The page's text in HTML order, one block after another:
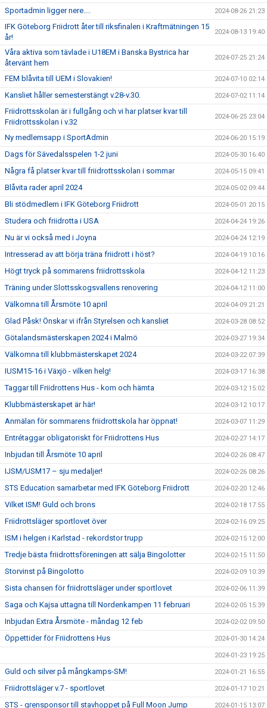
Sportadmin ligger nere.... 2024-08-26 21:23
IFK Göteborg Friidrott åter till riksfinalen i Kraftmätningen 15
år!
2024-08-13 19:40
Våra aktiva som tävlade i U18EM i Banska Bystrica har
återvänt hem
2024-07-25 21:24
FEM blåvita till UEM i Slovakien! 2024-07-10 02:14
Kansliet håller semesterstängt v.28-v.30. 2024-07-02 11:14
Friidrottsskolan är i fullgång och vi har platser kvar till
Friidrottsskolan i v.32
2024-06-25 23:04
Ny medlemsapp i SportAdmin 2024-06-20 15:19
Dags för Sävedalsspelen 1-2 juni 2024-05-30 16:40
Några få platser kvar till friidrottsskolan i sommar 2024-05-15 09:41
Blåvita rader april 2024 2024-05-02 09:44
Bli stödmedlem i IFK Göteborg Friidrott 2024-05-01 20:15
Studera och friidrotta i USA 2024-04-24 19:26
Nu är vi också med i Joyna 2024-04-24 12:19
Intresserad av att börja träna friidrott i höst? 2024-04-19 10:16
Högt tryck på sommarens friidrottsskola 2024-04-12 11:23
Träning under Slottsskogsvallens renovering 2024-04-12 11:00
Välkomna till Årsmöte 10 april 2024-04-09 21:21
Glad Påsk! Önskar vi ifrån Styrelsen och kansliet 2024-03-28 08:52
Götalandsmästerskapen 2024 i Malmö 2024-03-27 19:34
Välkomna till klubbmästerskapet 2024 2024-03-22 07:39
IUSM15-16 i Växjö - vilken helg! 2024-03-17 16:38
Taggar till Friidrottens Hus - kom och hämta 2024-03-12 15:02
Klubbmästerskapet är här! 2024-03-12 10:17
Anmälan för sommarens friidrottskola har öppnat! 2024-03-07 11:29
Entrétaggar obligatoriskt för Friidrottens Hus 2024-02-27 14:17
Inbjudan till Årsmöte 10 april 2024-02-26 08:47
IJSM/USM17 – sju medaljer! 2024-02-26 08:26
STS Education samarbetar med IFK Göteborg Friidrott 2024-02-20 12:46
Vilket ISM! Guld och brons 2024-02-18 17:55
Friidrottsläger sportlovet över 2024-02-16 09:25
ISM i helgen i Karlstad - rekordstor trupp 2024-02-15 12:00
Tredje bästa friidrottsföreningen att sälja Bingolotter 2024-02-15 11:50
Storvinst på Bingolotto 2024-02-09 10:39
Sista chansen för friidrottsläger under sportlovet 2024-02-06 11:39
Saga och Kajsa uttagna till Nordenkampen 11 februari 2024-02-05 15:39
Inbjudan Extra Årsmöte - måndag 12 feb 2024-02-02 09:50
Öppettider för Friidrottens Hus 2024-01-30 14:24
2024-01-23 19:25
Guld och silver på mångkamps-SM! 2024-01-21 16:55
Friidrottsläger v.7 - sportlovet 2024-01-17 10:21
STS - grensponsor till stavhoppet på Full Moon Jump 2024-01-15 13:07